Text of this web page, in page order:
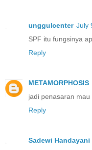
unggulcenter July
SPF itu fungsinya
Reply
METAMORPHOSIS
jadi penasaran
Reply
Sadewi Handayani